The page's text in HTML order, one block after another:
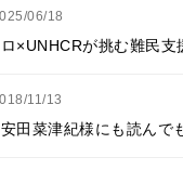
06/18
×UNHCRが挑む難民
11/13
田菜津紀様にも読ん